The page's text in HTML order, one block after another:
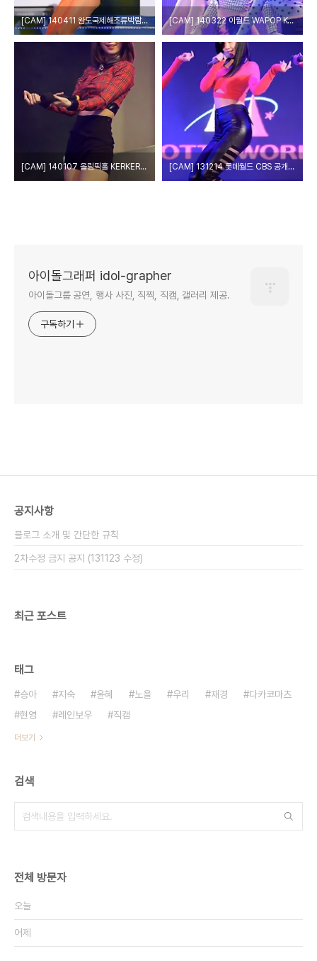
[CAM] 140411 완도국제해조류박람회 개막식 - 나인뮤지스(세라) by PIERCE [CAM] 140322 이월드 WAPOP K-DREAM CONCERT - 나인뮤지스(세라) by PIERCE
[CAM] 140107 올림픽홀 KERKER DAY 축하공연 - 나인뮤지스 by 다카코마츠 [CAM] 131214 롯데월드 CBS 공개방송 - 나인뮤지스(세라) by PIERCE
아이돌그래퍼 idol-grapher
아이돌그룹 공연, 행사 사진, 직찍, 직캠, 갤러리 제공.
구독하기
공지사항
블로그 소개 및 간단한 규칙
2차수정 금지 공지 (131123 수정)
최근 포스트
태그
승아 지숙 윤혜 노을 우리 재경
다카코마츠
현영
레인보우 직캠
더보기
검색
전체 방문자
오늘
어제